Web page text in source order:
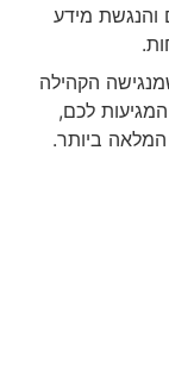
והנגשת מידע
הקהילה
לכם,
ביותר.